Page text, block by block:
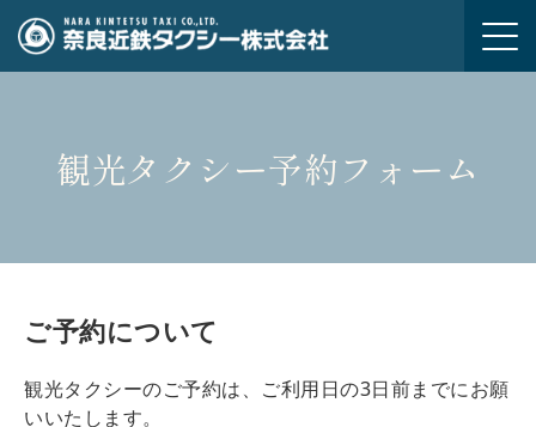
観光タクシー予約フォーム
ご予約について
観光タクシーのご予約は、ご利用日の3日前までにお願
いいたします。